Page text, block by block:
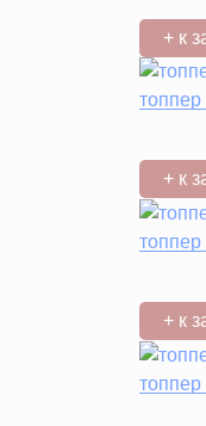
+ к
+ к
+ к